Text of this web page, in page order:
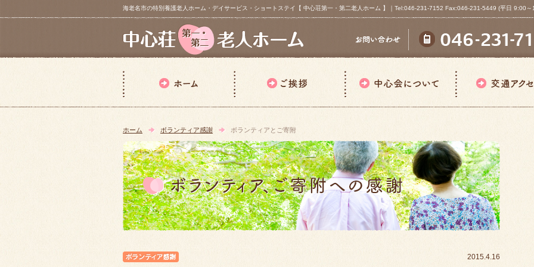
海老名市の特別養護老人ホーム・デイサービス・ショートステイ【 中心荘第一・第二老人ホーム 】｜Tel:046-231-7152 Fax:046-231-5449 (平日 9:00
ホーム ボランティア感謝 ボランティアとご寄附
2015.4.16